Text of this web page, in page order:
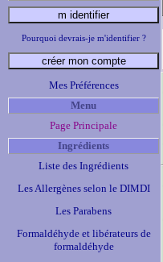
Pourquoi devrais-je m'identifier ?
Mes Préférences
Menu
Page Principale
Ingrédients
Liste des Ingrédients
Les Allergènes selon le DIMDI
Les Parabens
Formaldéhyde et libérateurs de
formaldéhyde